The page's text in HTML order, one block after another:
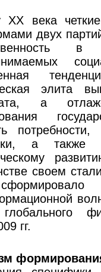
ХХ века
двух
в
элита
а
а также
своем
гг.